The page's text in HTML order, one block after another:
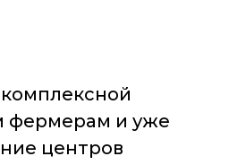
фермерам и уже
центров